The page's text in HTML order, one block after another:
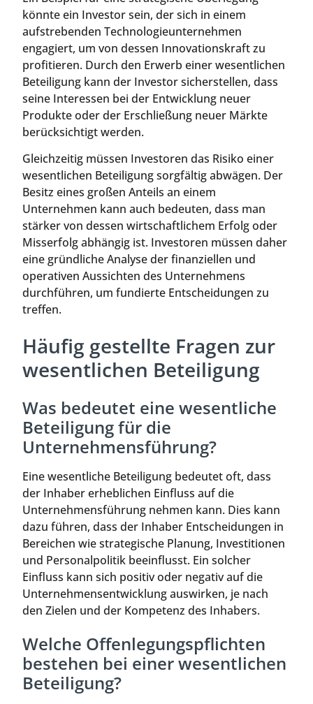
könnte ein Investor sein, der sich in einem
aufstrebenden Technologieunternehmen
engagiert, um von dessen Innovationskraft zu
profitieren. Durch den Erwerb einer wesentlichen
Beteiligung kann der Investor sicherstellen, dass
seine Interessen bei der Entwicklung neuer
Produkte oder der Erschließung neuer Märkte
berücksichtigt werden.
Gleichzeitig müssen Investoren das Risiko einer
wesentlichen Beteiligung sorgfältig abwägen. Der
Besitz eines großen Anteils an einem
Unternehmen kann auch bedeuten, dass man
stärker von dessen wirtschaftlichem Erfolg oder
Misserfolg abhängig ist. Investoren müssen daher
eine gründliche Analyse der finanziellen und
operativen Aussichten des Unternehmens
durchführen, um fundierte Entscheidungen zu
treffen.
Häufig gestellte Fragen zur
wesentlichen Beteiligung
Was bedeutet eine wesentliche
Beteiligung für die
Unternehmensführung?
Eine wesentliche Beteiligung bedeutet oft, dass
der Inhaber erheblichen Einfluss auf die
Unternehmensführung nehmen kann. Dies kann
dazu führen, dass der Inhaber Entscheidungen in
Bereichen wie strategische Planung, Investitionen
und Personalpolitik beeinflusst. Ein solcher
Einfluss kann sich positiv oder negativ auf die
Unternehmensentwicklung auswirken, je nach
den Zielen und der Kompetenz des Inhabers.
Welche Offenlegungspflichten
bestehen bei einer wesentlichen
Beteiligung?